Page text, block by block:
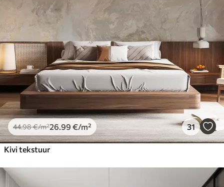
44.98€/m²26 .99 €/m² 31
Kivi tekstuur